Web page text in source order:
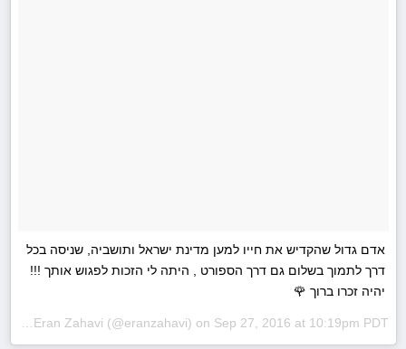
אדם גדול שהקדיש את חייו למען מדינת ישראל ותושביה, שניסה בכל
דרך לתמוך בשלום גם דרך הספורט , היתה לי הזכות לפגוש אותך !!!
יהיה זכרו ברוך 🌹
Sep 27, 2016 at 10:19pm PDT